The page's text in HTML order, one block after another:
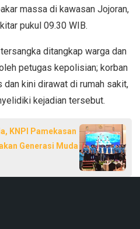
massa di kawasan Jojoran,
pukul 09.30 WIB.
ditangkap warga dan
petugas kepolisian; korban
kini dirawat di rumah sakit,
kejadian tersebut.
KNPI Pamekasan
Generasi Muda